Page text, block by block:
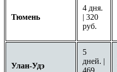
Тюмень
4 дня.
| 320
руб.
Улан-Удэ
5
дней. |
469